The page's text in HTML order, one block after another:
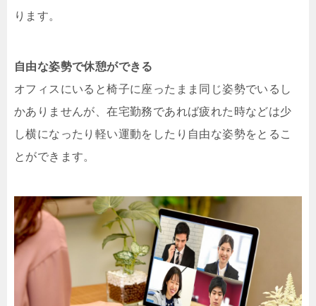
ります。
自由な姿勢で休憩ができる
オフィスにいると椅子に座ったまま同じ姿勢でいるし
かありませんが、在宅勤務であれば疲れた時などは少
し横になったり軽い運動をしたり自由な姿勢をとるこ
とができます。